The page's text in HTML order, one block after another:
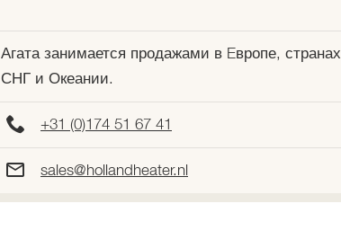
Агата занимается продажами в Eвропе, странах
СНГ и Океании.
+31 (0)174 51 67 41
sales@hollandheater.nl